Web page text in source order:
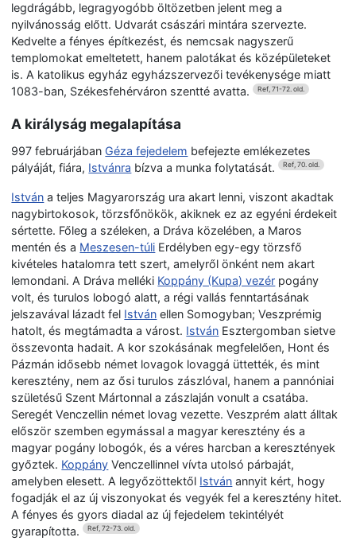
legdrágább, legragyogóbb öltözetben jelent meg a
nyilvánosság előtt. Udvarát császári mintára szervezte.
Kedvelte a fényes építkezést, és nemcsak nagyszerű
templomokat emeltetett, hanem palotákat és középületeket
is. A katolikus egyház egyházszervezői tevékenysége miatt
1083-ban, Székesfehérváron szentté avatta. Ref, 71-72. old.
A királyság megalapítása
997 februárjábanGéza fejedelem befejezte emlékezetes
pályáját, fiára, Istvánra bízva a munka folytatását. Ref, 70. old.
István a teljes Magyarország ura akart lenni, viszont akadtak
nagybirtokosok, törzsfőnökök, akiknek ez az egyéni érdekeit
sértette. Főleg a széleken, a Dráva közelében, a Maros
mentén és a Meszesen-túli Erdélyben egy-egy törzsfő
kivételes hatalomra tett szert, amelyről önként nem akart
lemondani. A Dráva melléki Koppány (Kupa) vezér pogány
volt, és turulos lobogó alatt, a régi vallás fenntartásának
jelszavával lázadt fel István ellen Somogyban; Veszprémig
hatolt, és megtámadta a várost. István Esztergomban sietve
összevonta hadait. A kor szokásának megfelelően, Hont és
Pázmán idősebb német lovagok lovaggá üttették, és mint
keresztény, nem az ősi turulos zászlóval, hanem a pannóniai
születésű Szent Mártonnal a zászlaján vonult a csatába.
Seregét Venczellin német lovag vezette. Veszprém alatt álltak
először szemben egymással a magyar keresztény és a
magyar pogány lobogók, és a véres harcban a keresztények
győztek. Koppány Venczellinnel vívta utolsó párbaját,
amelyben elesett. A legyőzöttektől István annyit kért, hogy
fogadják el az új viszonyokat és vegyék fel a keresztény hitet.
A fényes és gyors diadal az új fejedelem tekintélyét
gyarapította. Ref, 72-73. old.